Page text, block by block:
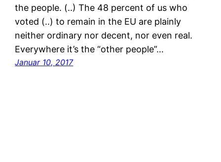
the people. (..) The 48 percent of us who
voted (..) to remain in the EU are plainly
neither ordinary nor decent, nor even real.
Everywhere it’s the “other people”…
Januar 10, 2017